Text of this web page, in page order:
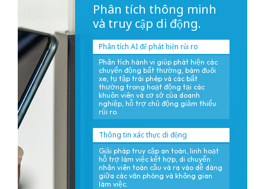
Phân tích thông minh
và truy cập di động.
Phân tích AI để phát hiện rủi ro
Phân tích hành vi giúp phát hiện các
chuyển động bất thường, bám đuôi
xe, tụ tập trái phép và các bất
thường trong hoạt động tại các
khuôn viên và cơ sở của doanh
nghiệp, hỗ trợ chủ động giảm thiểu
rủi ro.
Thông tin xác thực di động
Giải pháp truy cập an toàn, linh hoạt
hỗ trợ làm việc kết hợp, di chuyển
nhân viên toàn cầu và ra vào dễ dàng
giữa các văn phòng và không gian
làm việc.